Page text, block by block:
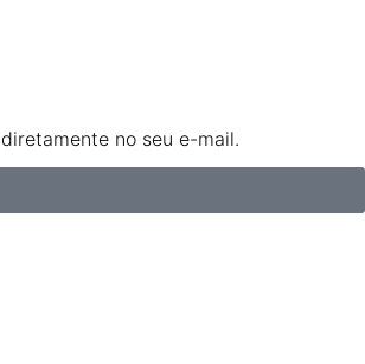
no seu e-mail.